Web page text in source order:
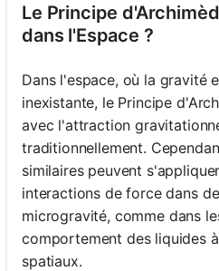
Le Principe
dans l'Espace ?
Dans l'espace, où la gravité
inexistante, le Principe
avec l'attraction
traditionnellement.
similaires peuvent
interactions de force dans
microgravité, comme dans
comportement des liquides
spatiaux.